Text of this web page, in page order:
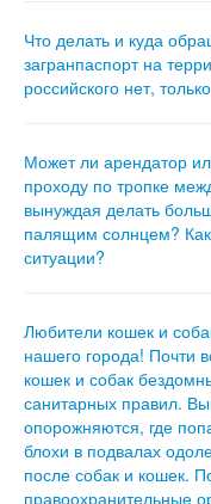
Что делать и куда
загранпаспорт на
российского нет,
Может ли арендатор
проходу по тропке
вынуждая делать
палящим солнцем?
ситуации?
Любители кошек и
нашего города! Почти
кошек и собак
санитарных правил.
опорожняются, где
блохи в подвалах
после собак и кошек.
правоохранительные